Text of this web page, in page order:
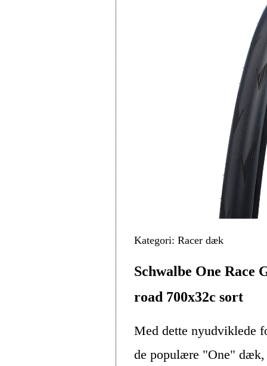
Kategori: Racer dæk
Schwalbe One
road 700x32c sort
Med dette nyudviklede
de populære "One" dæk,